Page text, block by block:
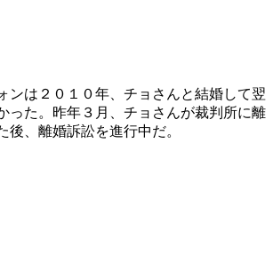
ンは２０１０年、チョさんと結婚して翌
った。昨年３月、チョさんが裁判所に離
後、離婚訴訟を進行中だ。